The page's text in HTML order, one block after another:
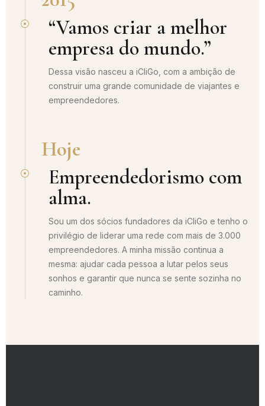
“Vamos criar a melhor
empresa do mundo.”
Dessa visão nasceu a iCliGo, com a ambição de
construir uma grande comunidade de viajantes e
empreendedores.
Hoje
Empreendedorismo com
alma.
Sou um dos sócios fundadores da iCliGo e tenho o
privilégio de liderar uma rede com mais de 3.000
empreendedores. A minha missão continua a
mesma: ajudar cada pessoa a lutar pelos seus
sonhos e garantir que nunca se sente sozinha no
caminho.